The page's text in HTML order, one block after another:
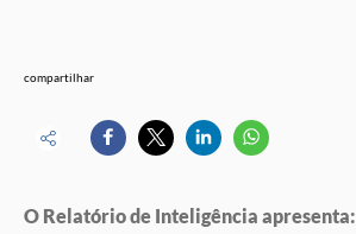
compartilhar
O Relatório de Inteligência apresenta: